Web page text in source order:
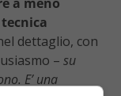
tecnica
dettaglio, con
– su
E’ una